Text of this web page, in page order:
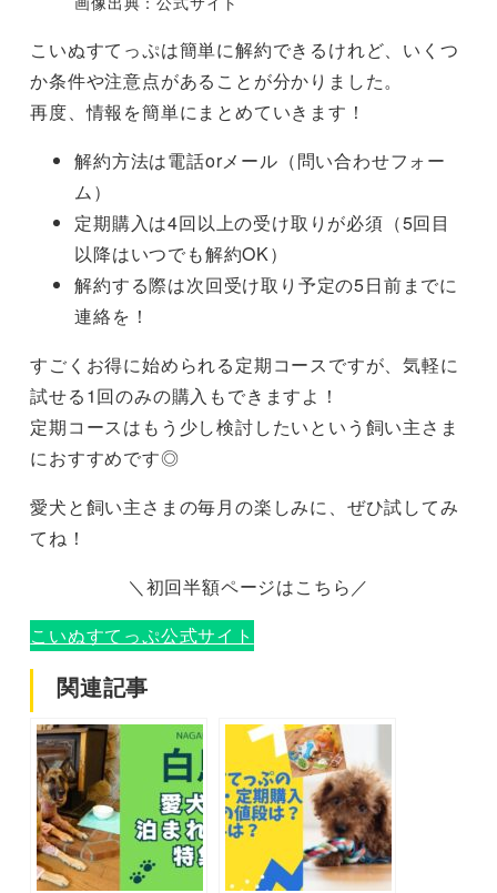
こいぬすてっぷは簡単に解約できるけれど、いくつ
か条件や注意点があることが分かりました。
再度、情報を簡単にまとめていきます！
解約方法は電話orメール（問い合わせフォー
ム）
定期購入は4回以上の受け取りが必須（5回目
以降はいつでも解約OK）
解約する際は次回受け取り予定の5日前までに
連絡を！
すごくお得に始められる定期コースですが、気軽に
試せる1回のみの購入もできますよ！
定期コースはもう少し検討したいという飼い主さま
におすすめです◎
愛犬と飼い主さまの毎月の楽しみに、ぜひ試してみ
てね！
＼初回半額ページはこちら／
こいぬすてっぷ公式サイト
関連記事